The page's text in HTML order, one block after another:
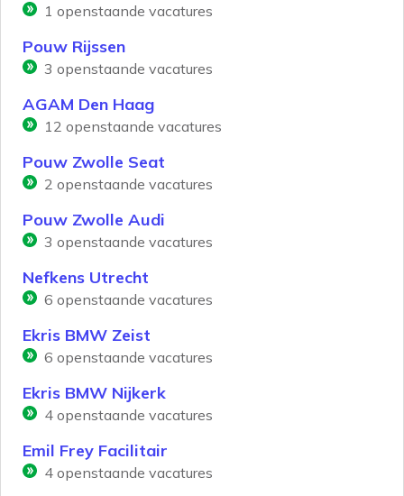
1 openstaande vacatures
Pouw Rijssen
3 openstaande vacatures
AGAM Den Haag
12 openstaande vacatures
Pouw Zwolle Seat
2 openstaande vacatures
Pouw Zwolle Audi
3 openstaande vacatures
Nefkens Utrecht
6 openstaande vacatures
Ekris BMW Zeist
6 openstaande vacatures
Ekris BMW Nijkerk
4 openstaande vacatures
Emil Frey Facilitair
4 openstaande vacatures